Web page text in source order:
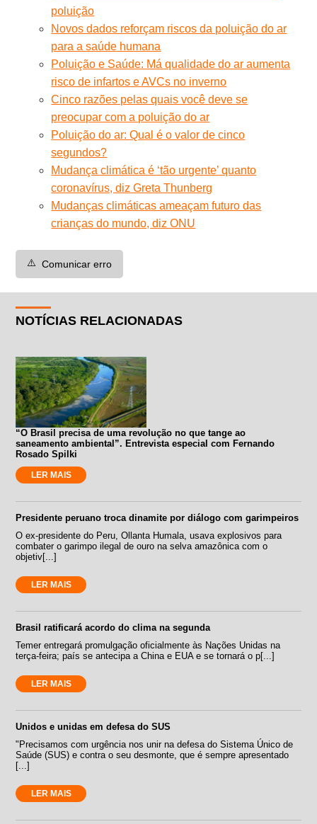
poluição
Novos dados reforçam riscos da poluição do ar
para a saúde humana
Poluição e Saúde: Má qualidade do ar aumenta
risco de infartos e AVCs no inverno
Cinco razões pelas quais você deve se
preocupar com a poluição do ar
Poluição do ar: Qual é o valor de cinco
segundos?
Mudança climática é ‘tão urgente’ quanto
coronavírus, diz Greta Thunberg
Mudanças climáticas ameaçam futuro das
crianças do mundo, diz ONU
⚠️ Comunicar erro
NOTÍCIAS RELACIONADAS
“O Brasil precisa de uma revolução no que tange ao
saneamento ambiental”. Entrevista especial com Fernando
Rosado Spilki
LER MAIS
Presidente peruano troca dinamite por diálogo com garimpeiros
O ex-presidente do Peru, Ollanta Humala, usava explosivos para
combater o garimpo ilegal de ouro na selva amazônica com o
objetiv[...]
LER MAIS
Brasil ratificará acordo do clima na segunda
Temer entregará promulgação oficialmente às Nações Unidas na
terça-feira; país se antecipa a China e EUA e se tornará o p[...]
LER MAIS
Unidos e unidas em defesa do SUS
"Precisamos com urgência nos unir na defesa do Sistema Único de
Saúde (SUS) e contra o seu desmonte, que é sempre apresentado
[...]
LER MAIS